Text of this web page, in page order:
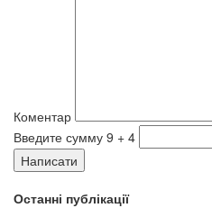
Коментар
Введите сумму 9 + 4
Написати
Останні публікації